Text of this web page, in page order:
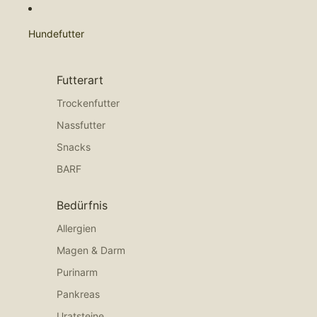
Hundefutter
Futterart
Trockenfutter
Nassfutter
Snacks
BARF
Bedürfnis
Allergien
Magen & Darm
Purinarm
Pankreas